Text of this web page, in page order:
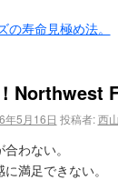
の寿命見極め法。
Northwest
年5月16日 投稿者: 西
わない。
満足できない。